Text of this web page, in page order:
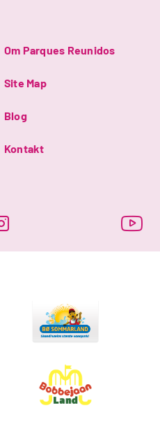
Om Parques Reunidos
Site Map
Blog
Kontakt